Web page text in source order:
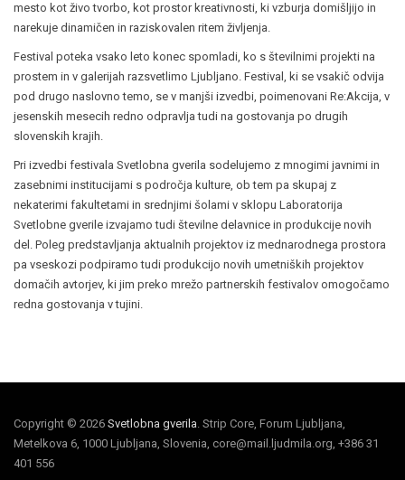
mesto kot živo tvorbo, kot prostor kreativnosti, ki vzburja domišljijo in
narekuje dinamičen in raziskovalen ritem življenja.
Festival poteka vsako leto konec spomladi, ko s številnimi projekti na
prostem in v galerijah razsvetlimo Ljubljano. Festival, ki se vsakič odvija
pod drugo naslovno temo, se v manjši izvedbi, poimenovani Re:Akcija, v
jesenskih mesecih redno odpravlja tudi na gostovanja po drugih
slovenskih krajih.
Pri izvedbi festivala Svetlobna gverila sodelujemo z mnogimi javnimi in
zasebnimi institucijami s področja kulture, ob tem pa skupaj z
nekaterimi fakultetami in srednjimi šolami v sklopu Laboratorija
Svetlobne gverile izvajamo tudi številne delavnice in produkcije novih
del. Poleg predstavljanja aktualnih projektov iz mednarodnega prostora
pa vseskozi podpiramo tudi produkcijo novih umetniških projektov
domačih avtorjev, ki jim preko mrežo partnerskih festivalov omogočamo
redna gostovanja v tujini.
Copyright © 2026 Svetlobna gverila. Strip Core, Forum Ljubljana,
Metelkova 6, 1000 Ljubljana, Slovenia, core@mail.ljudmila.org, +386 31
401 556